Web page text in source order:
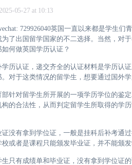
05-27 at 10:13
729926040英国一直以来都是学生
了出国留学国家的不二选择。当然，对
何做英国学历认证？
历认证，递交齐全的认证材料是学历认
对于这类情况的留学生，想要通过国外学
部针对留学生所开展的一项学历学位的鉴
的合法性，从而判定留学生所取得的学
没有拿到学位证，一般是挂科后补考通
或者是课程只能颁发毕业证，并不能颁
只有成绩单和毕业证，没有拿到学位证